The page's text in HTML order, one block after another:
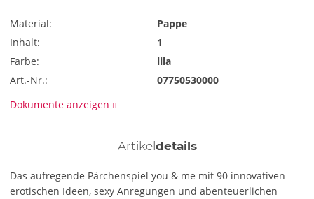
Material:
Pappe
Inhalt:
1
Farbe:
lila
Art.-Nr.:
07750530000
Dokumente anzeigen
Artikel details
Das aufregende Pärchenspiel you & me mit 90 innovativen
erotischen Ideen, sexy Anregungen und abenteuerlichen